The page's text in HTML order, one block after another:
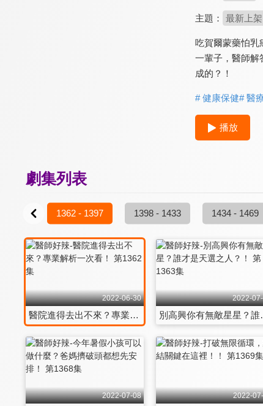
主題： 最新上架
吃賀爾蒙藥怕乳
一輩子，醫師解
成的？！
# 健康保健# 醫
播放
劇集列表
1362 - 1397 1398 - 1433 1434 - 1469
2022-06-30
醫院進得去出不來？專業解析一次看！ 第1362集
2022-
別高興你
2022-07-08 2022-